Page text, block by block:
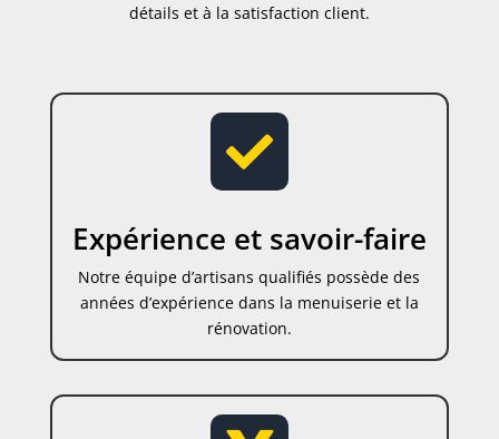
détails et à la satisfaction client.

Expérience et savoir-faire
Notre équipe d’artisans qualifiés possède des
années d’expérience dans la menuiserie et la
rénovation.